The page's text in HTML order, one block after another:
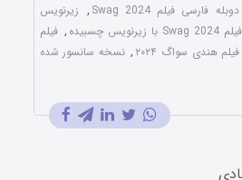
دوبله فارسی فیلم Swag 2024 , زیرنویس
فیلم Swag 2024 با زیرنویس چسبیده , فیلم
فیلم هندی سواگ ۲۰۲۴ , نسخه سانسور شده